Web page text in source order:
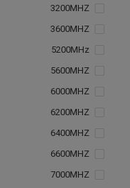
3200MHZ
3600MHZ
5200MHz
5600MHZ
6000MHZ
6200MHZ
6400MHZ
6600MHZ
7000MHZ